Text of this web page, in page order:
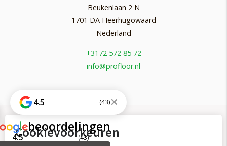
Beukenlaan 2 N
1701 DA Heerhugowaard
Nederland
+3172 572 85 72
info@profloor.nl
© Profloor Vloeren
4.5 (43)
beoordelingen
4.5 (43)
Cookievoorkeuren